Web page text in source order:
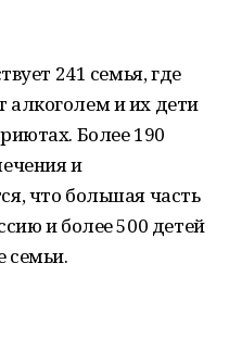
241 семья, где
алкоголем и их дети
Более 190
и
что большая часть
и более 500 детей
семьи.